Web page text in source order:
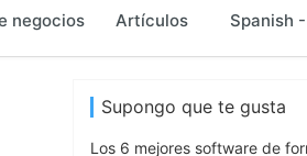
negocios Artículos Spanish
Supongo que te gusta
Los 6 mejores software de